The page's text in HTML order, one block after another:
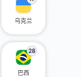
乌克兰
28
巴西